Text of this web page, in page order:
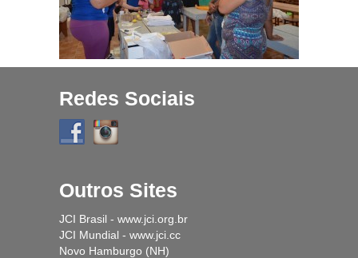
Fique Por Dentro
Redes Sociais
Outros Sites
JCI Brasil - www.jci.org.br
JCI Mundial - www.jci.cc
Novo Hamburgo (NH)